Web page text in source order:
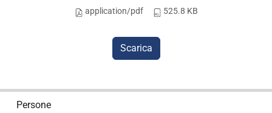
application/pdf 525.8 KB
Scarica
Persone